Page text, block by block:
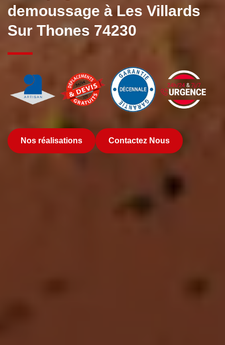
demoussage à Les Villards
Sur Thones 74230
Nos réalisations Contactez Nous